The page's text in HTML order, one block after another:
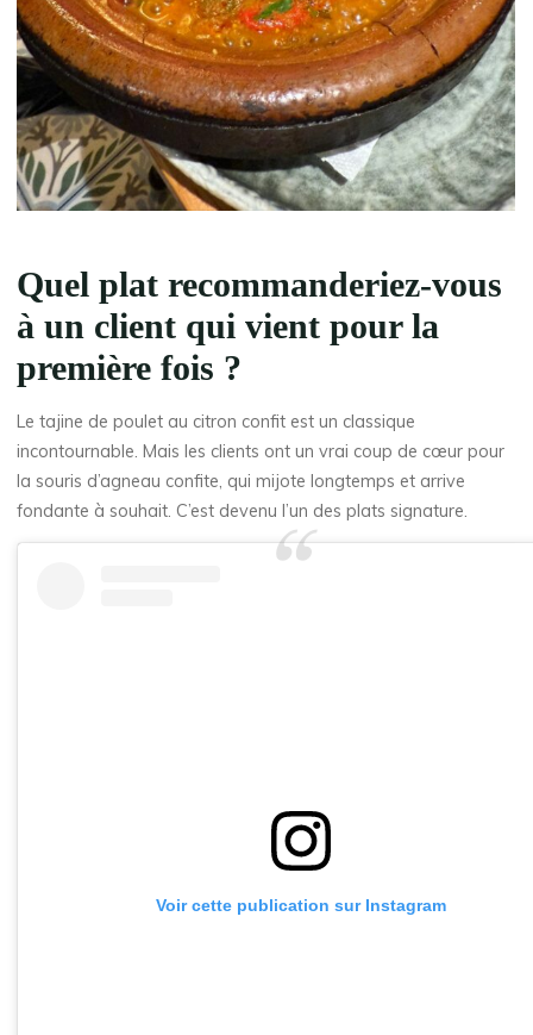
Quel plat recommanderiez-vous
à un client qui vient pour la
première fois ?
Le tajine de poulet au citron confit est un classique
incontournable. Mais les clients ont un vrai coup de cœur pour
la souris d’agneau confite, qui mijote longtemps et arrive
fondante à souhait. C’est devenu l’un des plats signature.
Voir cette publication sur Instagram